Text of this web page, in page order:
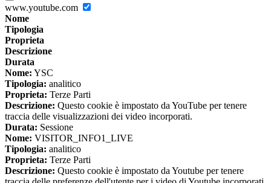
www.youtube.com
Nome
Tipologia
Proprieta
Descrizione
Durata
Nome: YSC
Tipologia: analitico
Proprieta: Terze Parti
Descrizione: Questo cookie è impostato da YouTube per tenere
traccia delle visualizzazioni dei video incorporati.
Durata: Sessione
Nome: VISITOR_INFO1_LIVE
Tipologia: analitico
Proprieta: Terze Parti
Descrizione: Questo cookie è impostato da Youtube per tenere